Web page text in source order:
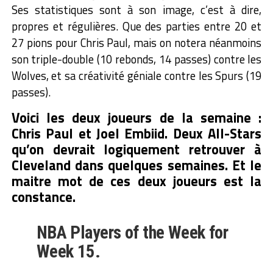
Ses statistiques sont à son image, c’est à dire,
propres et régulières. Que des parties entre 20 et
27 pions pour Chris Paul, mais on notera néanmoins
son triple-double (10 rebonds, 14 passes) contre les
Wolves, et sa créativité géniale contre les Spurs (19
passes).
Voici les deux joueurs de la semaine :
Chris Paul et Joel Embiid. Deux All-Stars
qu’on devrait logiquement retrouver à
Cleveland dans quelques semaines. Et le
maitre mot de ces deux joueurs est la
constance.
NBA Players of the Week for
Week 15.